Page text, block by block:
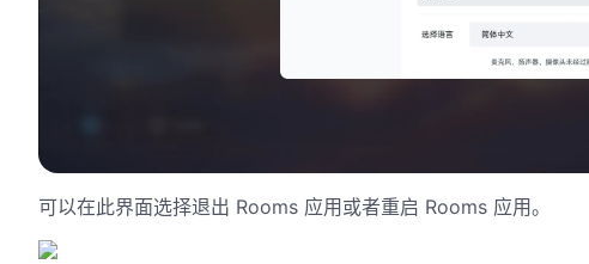
可以在此界面选择退出 Rooms 应用或者重启 Rooms 应用。